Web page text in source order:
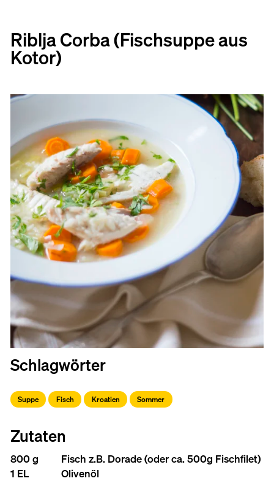
Riblja Corba (Fischsuppe aus
Kotor)
Schlagwörter
Suppe Fisch Kroatien Sommer
Zutaten
800 g
Fisch z.B. Dorade (oder ca. 500g Fischfilet)
1 EL
Olivenöl